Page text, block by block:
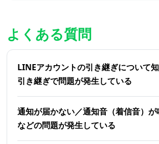
よくある質問
LINEアカウントの引き継ぎについて
引き継ぎで問題が発生している
通知が届かない／通知音（着信音）が
などの問題が発生している